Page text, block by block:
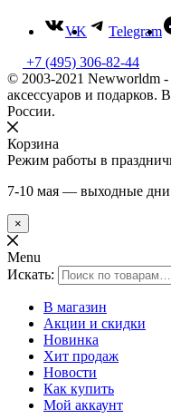
VK Telegram
+7 (495) 306-82-44
© 2003-2021 Newworldm -
аксессуаров и подарков.
России.
Корзина
Режим работы в
7-10 мая — выходные дни
×
Menu
Искать:
В магазин
Акции и скидки
Новинка
Хит продаж
Новости
Как купить
Мой аккаунт